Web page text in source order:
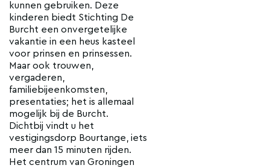
kunnen gebruiken. Deze
kinderen biedt Stichting De
Burcht een onvergetelijke
vakantie in een heus kasteel
voor prinsen en prinsessen.
Maar ook trouwen,
vergaderen,
familiebijeenkomsten,
presentaties; het is allemaal
mogelijk bij de Burcht.
Dichtbij vindt u het
vestigingsdorp Bourtange, iets
meer dan 15 minuten rijden.
Het centrum van Groningen